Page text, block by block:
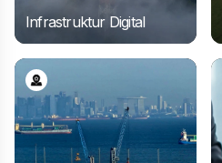
Platform
Minyak
Terbarukan
Infrastruktur Digital